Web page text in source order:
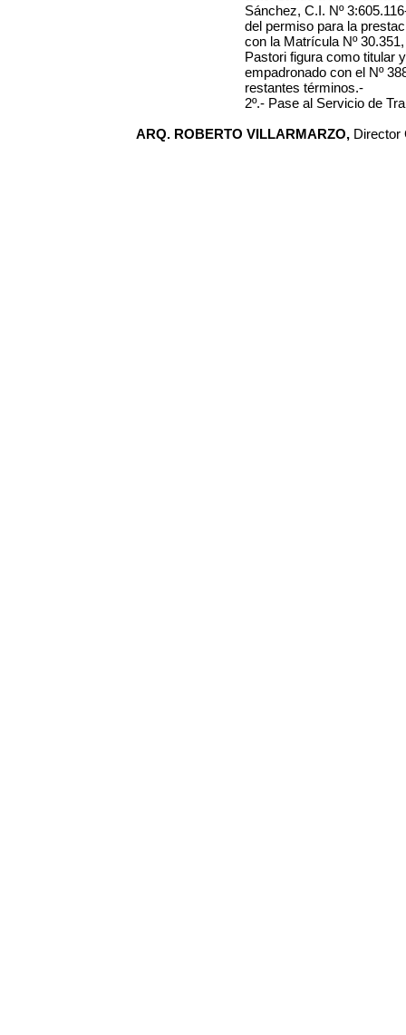
Sánchez, C.I. Nº
del permiso para la
con la Matrícula Nº
Pastori figura como titular
empadronado con el Nº
restantes términos.-
2º.- Pase al Servicio de
ARQ. ROBERTO VILLARMARZO, Director